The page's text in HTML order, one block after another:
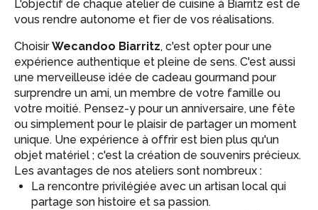
L'objectif de chaque atelier de cuisine à Biarritz est de
vous rendre autonome et fier de vos réalisations.
ChoisirWecandoo Biarritz, c'est opter pour une
expérience authentique et pleine de sens. C'est aussi
une merveilleuse idée de cadeau gourmand pour
surprendre un ami, un membre de votre famille ou
votre moitié. Pensez-y pour un anniversaire, une fête
ou simplement pour le plaisir de partager un moment
unique. Une expérience à offrir est bien plus qu'un
objet matériel ; c'est la création de souvenirs précieux.
Les avantages de nos ateliers sont nombreux :
La rencontre privilégiée avec un artisan local qui
partage son histoire et sa passion.